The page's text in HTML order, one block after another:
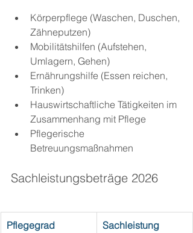
Körperpflege (Waschen, Duschen,
Zähneputzen)
Mobilitätshilfen (Aufstehen,
Umlagern, Gehen)
Ernährungshilfe (Essen reichen,
Trinken)
Hauswirtschaftliche Tätigkeiten im
Zusammenhang mit Pflege
Pflegerische
Betreuungsmaßnahmen
Sachleistungsbeträge 2026
Pflegegrad
Sachleistung